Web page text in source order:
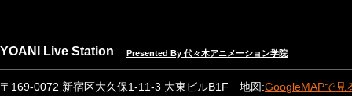
YOANI Live Station Presented By 代々木アニメーション学院
〒169-0072 新宿区大久保1-11-3 大東ビルB1F 地図:GoogleMAPで見